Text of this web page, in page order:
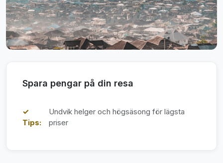
Spara pengar på din resa
✓
Tips:
Undvik helger och högsäsong för lägsta
priser